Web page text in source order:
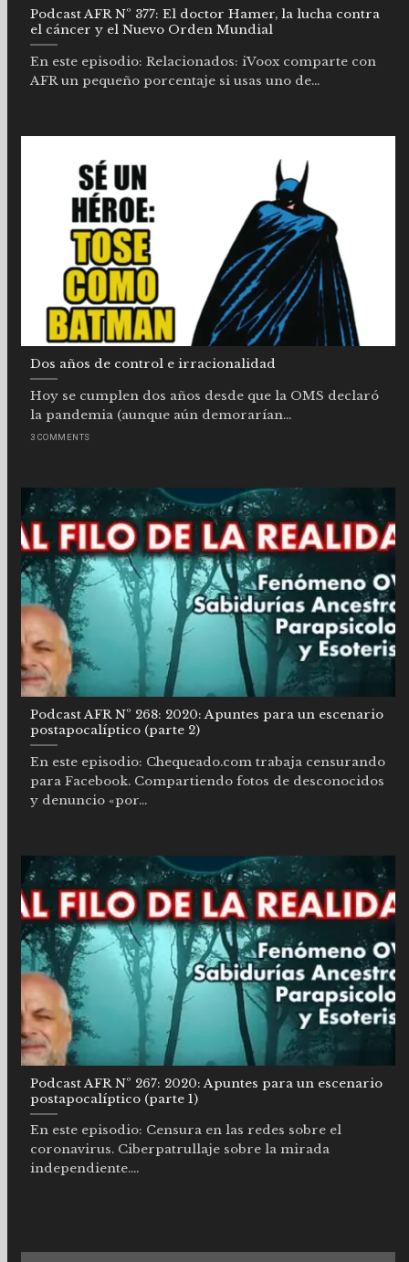
Podcast AFR Nº 377: El doctor Hamer, la lucha contra
el cáncer y el Nuevo Orden Mundial
En este episodio: Relacionados: iVoox comparte con
AFR un pequeño porcentaje si usas uno de...
Dos años de control e irracionalidad
Hoy se cumplen dos años desde que la OMS declaró
la pandemia (aunque aún demorarían...
3 COMMENTS
Podcast AFR Nº 268: 2020: Apuntes para un escenario
postapocalíptico (parte 2)
En este episodio: Chequeado.com trabaja censurando
para Facebook. Compartiendo fotos de desconocidos
y denuncio «por...
Podcast AFR Nº 267: 2020: Apuntes para un escenario
postapocalíptico (parte 1)
En este episodio: Censura en las redes sobre el
coronavirus. Ciberpatrullaje sobre la mirada
independiente....